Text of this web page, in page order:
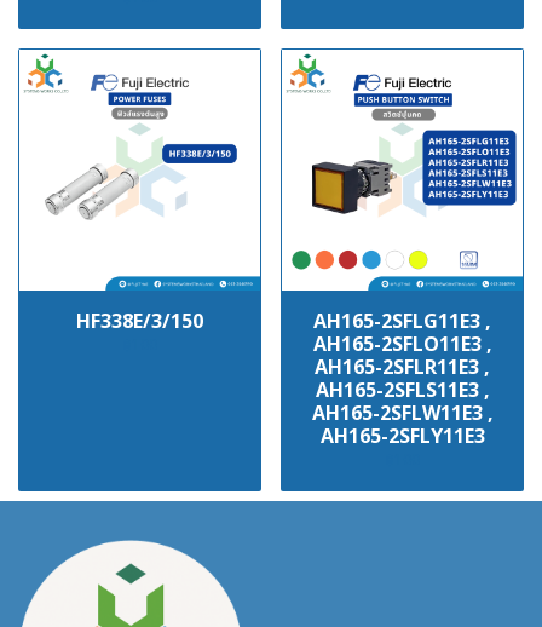
HF338E/3/150 AH165-2SFLG11E3 ,
AH165-2SFLO11E3 ,
AH165-2SFLR11E3 ,
AH165-2SFLS11E3 ,
AH165-2SFLW11E3 ,
AH165-2SFLY11E3